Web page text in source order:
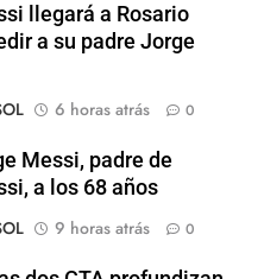
llegará a Rosario
a su padre Jorge
6 horas atrás 0
Messi, padre de
a los 68 años
9 horas atrás 0